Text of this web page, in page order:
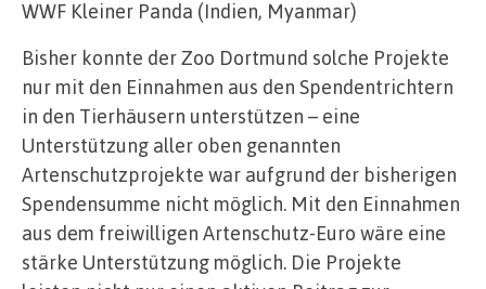
WWF Kleiner Panda (Indien, Myanmar)
Bisher konnte der Zoo Dortmund solche Projekte
nur mit den Einnahmen aus den Spendentrichtern
in den Tierhäusern unterstützen – eine
Unterstützung aller oben genannten
Artenschutzprojekte war aufgrund der bisherigen
Spendensumme nicht möglich. Mit den Einnahmen
aus dem freiwilligen Artenschutz-Euro wäre eine
stärke Unterstützung möglich. Die Projekte